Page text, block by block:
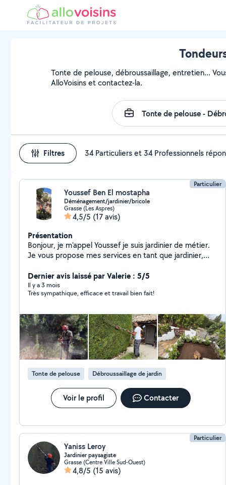
Tonte de pelouse, débroussaillage, entretien...
AlloVoisins et contactez-la.
Filtres 34 Particuliers et 34 Professionnels
Particulier
Youssef Ben El mostapha
Déménagement/jardinier/bricole
Grasse (Les Aspres)
4,5/5 (17 avis)
Présentation
Bonjour, je m'appel Youssef je suis jardinier de métier.
Je vous propose mes services en tant que jardinier,
carrelage, montage de meuble, peinture
Dernier avis laissé par Valerie : 5/5
Il y a 3 mois
Très sympathique, efficace et travail bien fait!
Tonte de pelouse Débroussaillage de jardin
Voir le profil Contacter
Particulier
Yaniss Leroy
Jardinier paysagiste
Grasse (Centre Ville Sud-Ouest)
4,8/5 (15 avis)